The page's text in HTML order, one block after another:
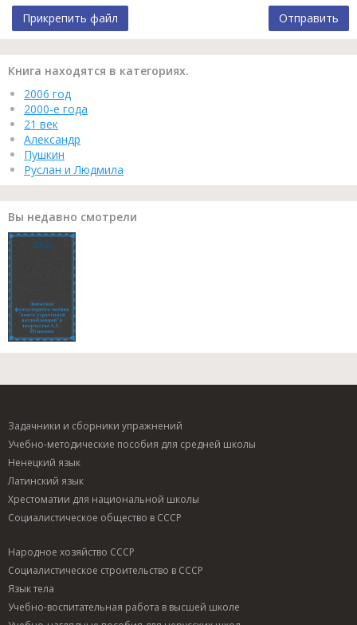
Прикрепить файл Отправить
Книга находятся в категориях.
2006 год
2000-е года
21 век
Александр
Пушкин
Руслан и Людмила
Вы недавно смотрели
Задачники и сборники упражнений
Учебно-методические пособия для средней школы
Ненецкий язык
Латинский язык
Хрестоматии для национальной школы
Социалистическое общество в СССР
Народное хозяйство СССР
Социалистическое строительство в СССР
Язык тела
Учебно-воспитательная работа в высшей школе